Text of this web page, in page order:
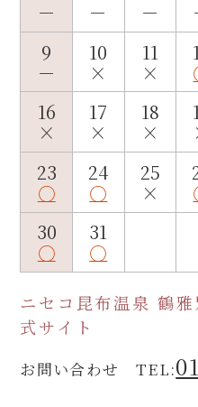
－ － －
9
－
10
×
11
×
16
×
17
×
18
×
23
○
24
○
25
×
30
○
31
○
ニセコ昆布温泉 鶴
式サイト
お問い合わせ TEL: